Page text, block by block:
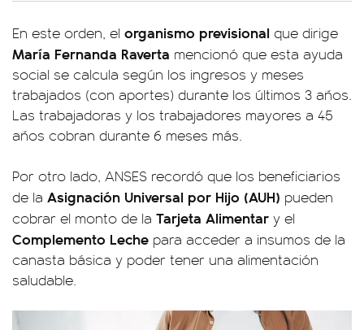
En este orden, el organismo previsional que dirige
María Fernanda Raverta mencionó que esta ayuda
social se calcula según los ingresos y meses
trabajados (con aportes) durante los últimos 3 años.
Las trabajadoras y los trabajadores mayores a 45
años cobran durante 6 meses más.
Por otro lado, ANSES recordó que los beneficiarios
de la Asignación Universal por Hijo (AUH) pueden
cobrar el monto de la Tarjeta Alimentar y el
Complemento Leche para acceder a insumos de la
canasta básica y poder tener una alimentación
saludable.